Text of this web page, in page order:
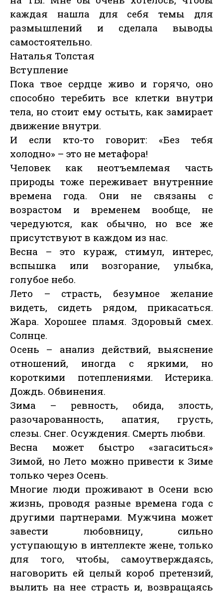
каждая нашла для себя темы для
размышлений и сделала выводы
самостоятельно.
Наталья Толстая
Вступление
Пока твое сердце живо и горячо, оно
способно теребить все клетки внутри
тела, но стоит ему остыть, как замирает
движение внутри.
И если кто-то говорит: «Без тебя
холодно» – это не метафора!
Человек как неотъемлемая часть
природы тоже переживает внутренние
времена года. Они не связаны с
возрастом и временем вообще, не
чередуются, как обычно, но все же
присутствуют в каждом из нас.
Весна – это кураж, стимул, интерес,
вспышка или возгорание, улыбка,
голубое небо.
Лето – страсть, безумное желание
видеть, сидеть рядом, прикасаться.
Жара. Хорошее пламя. Здоровый смех.
Солнце.
Осень – анализ действий, выяснение
отношений, иногда с яркими, но
короткими потеплениями. Истерика.
Дождь. Обвинения.
Зима – ревность, обида, злость,
разочарованность, апатия, грусть,
слезы. Снег. Осуждения. Смерть любви.
Весна может быстро «загаситься»
Зимой, но Лето можно привести к Зиме
только через Осень.
Многие люди проживают в Осени всю
жизнь, проводя разные времена года с
другими партнерами. Мужчина может
завести любовницу, сильно
уступающую в интеллекте жене, только
для того, чтобы, самоутверждаясь,
наговорить ей целый короб претензий,
вылить на нее страсть и, возвращаясь